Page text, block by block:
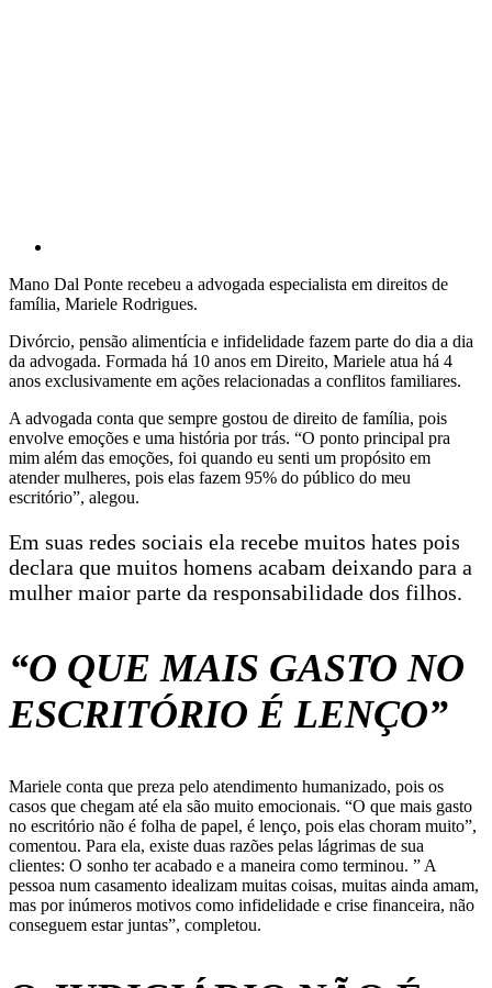
Mano Dal Ponte recebeu a advogada especialista em direitos de
família, Mariele Rodrigues.
Divórcio, pensão alimentícia e infidelidade fazem parte do dia a dia
da advogada. Formada há 10 anos em Direito, Mariele atua há 4
anos exclusivamente em ações relacionadas a conflitos familiares.
A advogada conta que sempre gostou de direito de família, pois
envolve emoções e uma história por trás. “O ponto principal pra
mim além das emoções, foi quando eu senti um propósito em
atender mulheres, pois elas fazem 95% do público do meu
escritório”, alegou.
Em suas redes sociais ela recebe muitos hates pois
declara que muitos homens acabam deixando para a
mulher maior parte da responsabilidade dos filhos.
“O QUE MAIS GASTO NO
ESCRITÓRIO É LENÇO”
Mariele conta que preza pelo atendimento humanizado, pois os
casos que chegam até ela são muito emocionais. “O que mais gasto
no escritório não é folha de papel, é lenço, pois elas choram muito”,
comentou. Para ela, existe duas razões pelas lágrimas de sua
clientes: O sonho ter acabado e a maneira como terminou. ” A
pessoa num casamento idealizam muitas coisas, muitas ainda amam,
mas por inúmeros motivos como infidelidade e crise financeira, não
conseguem estar juntas”, completou.